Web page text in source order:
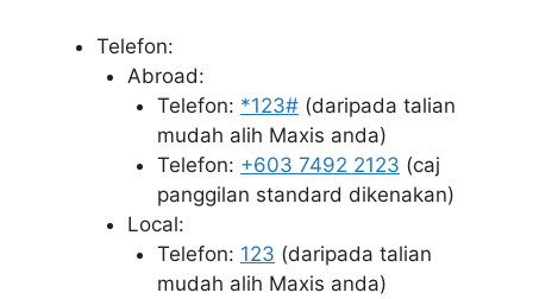
Telefon:
Abroad:
Telefon: *123# (daripada talian
mudah alih Maxis anda)
Telefon: +603 7492 2123 (caj
panggilan standard dikenakan)
Local:
Telefon: 123 (daripada talian
mudah alih Maxis anda)